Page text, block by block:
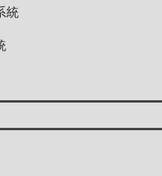
統